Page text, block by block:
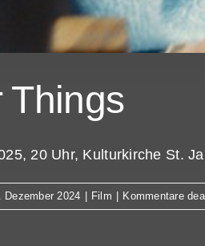
Things
20 Uhr, Kulturkirche St.
Dezember 2024 Film Kommentare